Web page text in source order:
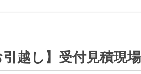
越し】受付見積現